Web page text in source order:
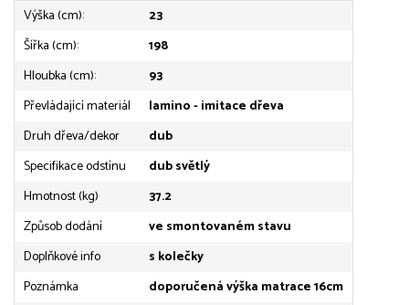
Výška (cm):
23
Šířka (cm):
198
Hloubka (cm):
93
Převládající materiál
lamino - imitace dřeva
Druh dřeva/dekor
dub
Specifikace odstínu
dub světlý
Hmotnost (kg)
37.2
Způsob dodání
ve smontovaném stavu
Doplňkové info
s kolečky
Poznámka
doporučená výška matrace 16cm